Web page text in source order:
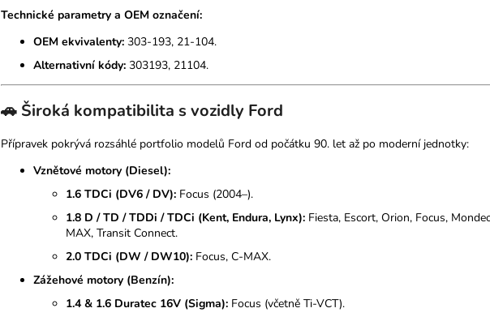
Technické parametry a OEM označení:
OEM ekvivalenty: 303-193, 21-104.
Alternativní kódy: 303193, 21104.
🚗 Široká kompatibilita s vozidly Ford
Přípravek pokrývá rozsáhlé portfolio modelů Ford od počátku 90. let až po moderní jednotky:
Vznětové motory (Diesel):
1.6 TDCi (DV6 / DV): Focus (2004–).
1.8 D / TD / TDDi / TDCi (Kent, Endura, Lynx): Fiesta, Escort, Orion, Focus,
MAX, Transit Connect.
2.0 TDCi (DW / DW10): Focus, C-MAX.
Zážehové motory (Benzín):
1.4 & 1.6 Duratec 16V (Sigma): Focus (včetně Ti-VCT).